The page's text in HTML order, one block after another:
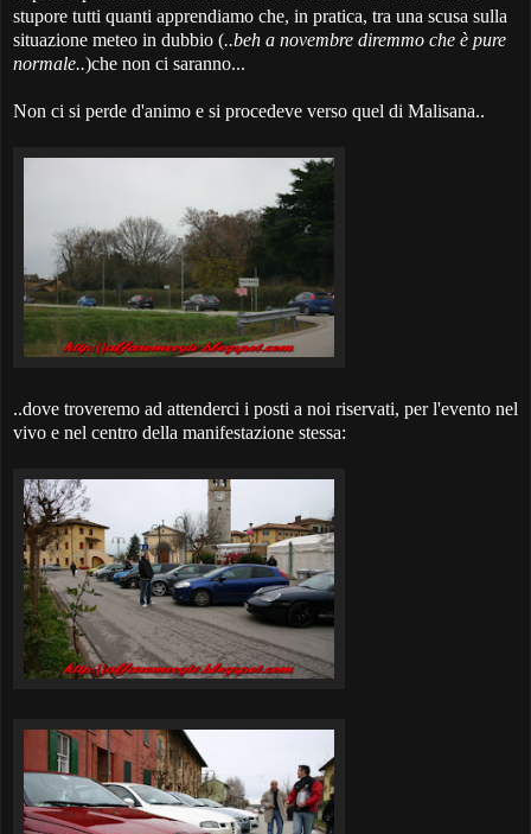
stupore tutti quanti apprendiamo che, in pratica, tra una scusa sulla
situazione meteo in dubbio (..beh a novembre diremmo che è pure
normale..)che non ci saranno...
Non ci si perde d'animo e si procedeve verso quel di Malisana..
..dove troveremo ad attenderci i posti a noi riservati, per l'evento nel
vivo e nel centro della manifestazione stessa: